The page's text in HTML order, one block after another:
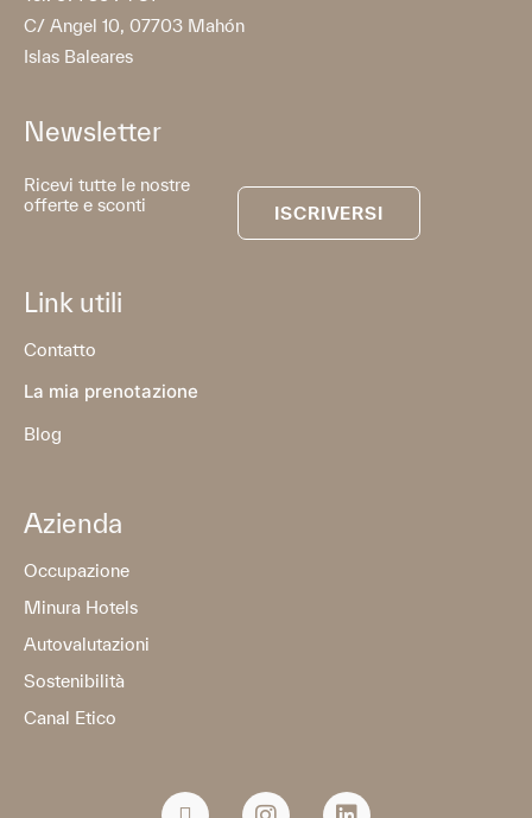
C/ Angel 10, 07703 Mahón
Islas Baleares
Newsletter
Ricevi tutte le nostre
offerte e sconti
ISCRIVERSI
Link utili
Contatto
La mia prenotazione
Blog
Azienda
Occupazione
Minura Hotels
Autovalutazioni
Sostenibilità
Canal Etico